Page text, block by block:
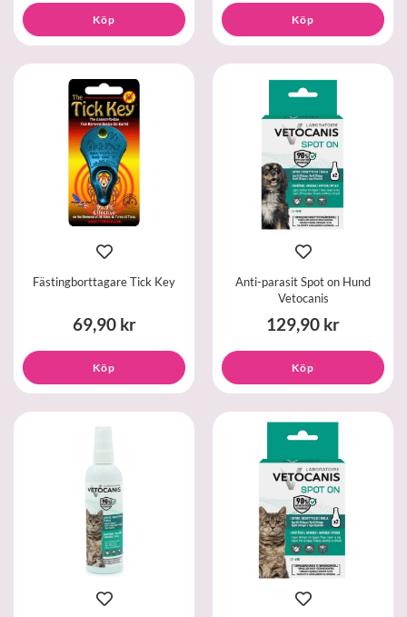
Köp Köp
Fästingborttagare Tick Key
69,90 kr
Köp
Anti-parasit Spot on Hund
Vetocanis
129,90 kr
Köp